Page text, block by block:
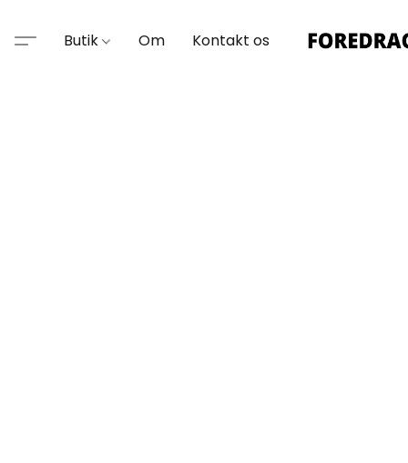
Butik Om Kontakt os